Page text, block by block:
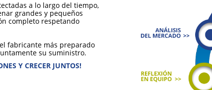
a lo largo del tiempo,
grandes y pequeños
completo respetando
fabricante más preparado
su suministro.
Y CRECER JUNTOS!